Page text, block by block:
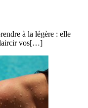
à la légère : elle
vos[…]